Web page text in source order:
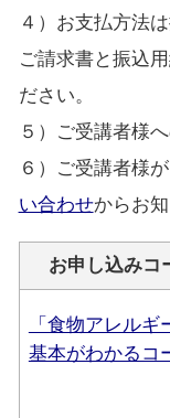
４）お支払方法
ご請求書と振込
ださい。
５）ご受講者様
６）ご受講者様
い合わせからお知
お申し込みコ
「食物アレルギ
基本がわかるコ